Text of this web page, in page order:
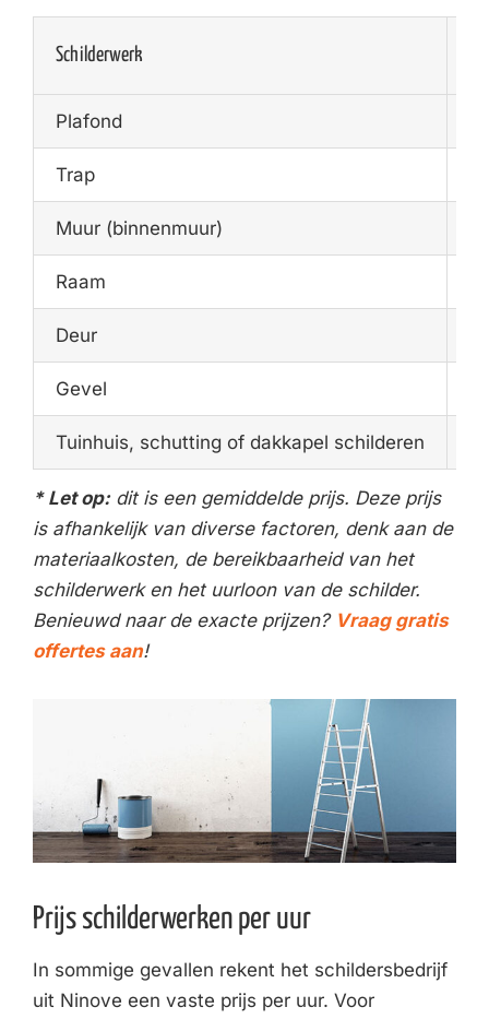
Schilderwerk
Plafond
Trap
Muur (binnenmuur)
Raam
Deur
Gevel
Tuinhuis, schutting of dakkapel schilderen
* Let op:dit is een gemiddelde prijs. Deze prijs
is afhankelijk van diverse factoren, denk aan de
materiaalkosten, de bereikbaarheid van het
schilderwerk en het uurloon van de schilder.
Benieuwd naar de exacte prijzen? Vraag gratis
offertes aan!
Prijs schilderwerken per uur
In sommige gevallen rekent het schildersbedrijf
uit Ninove een vaste prijs per uur. Voor